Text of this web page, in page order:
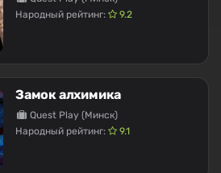
Народный рейтинг:
9.2
Замок алхимика
Quest Play (Минск)
Народный рейтинг:
9.1